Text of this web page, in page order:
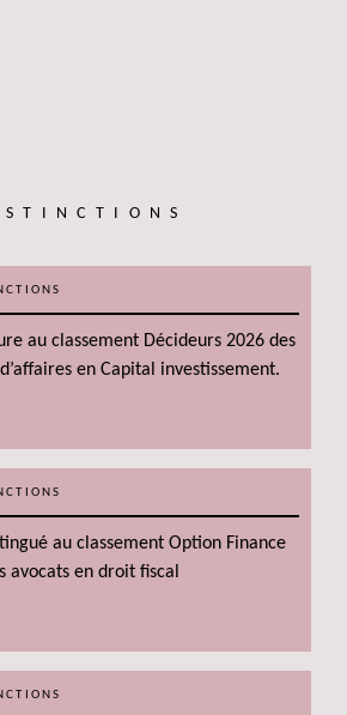
au classement Décideurs 2026 des
en Capital investissement.
au classement Option Finance
avocats en droit fiscal